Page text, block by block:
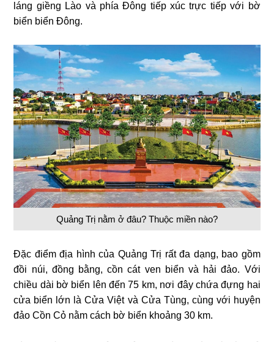
láng giềng Lào và phía Đông tiếp xúc trực tiếp với bờ
biển biển Đông.
Quảng Trị nằm ở đâu? Thuộc miền nào?
Đặc điểm địa hình của Quảng Trị rất đa dạng, bao gồm
đồi núi, đồng bằng, cồn cát ven biển và hải đảo. Với
chiều dài bờ biển lên đến 75 km, nơi đây chứa đựng hai
cửa biển lớn là Cửa Việt và Cửa Tùng, cùng với huyện
đảo Cồn Cỏ nằm cách bờ biển khoảng 30 km.